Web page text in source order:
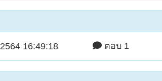
16:49:18 ตอบ 1